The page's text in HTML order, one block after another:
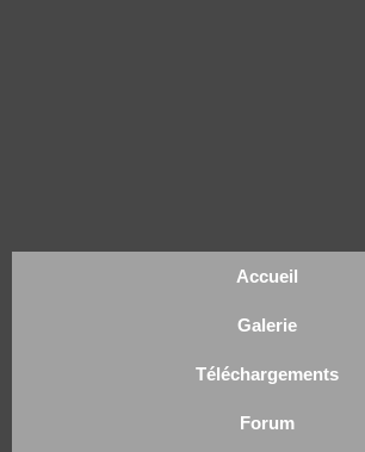
Accueil
Galerie
Téléchargements
Forum